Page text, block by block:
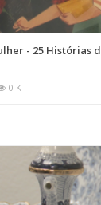
- 25 Histórias
0 K